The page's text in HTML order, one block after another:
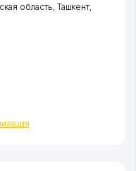
область, Ташкент,